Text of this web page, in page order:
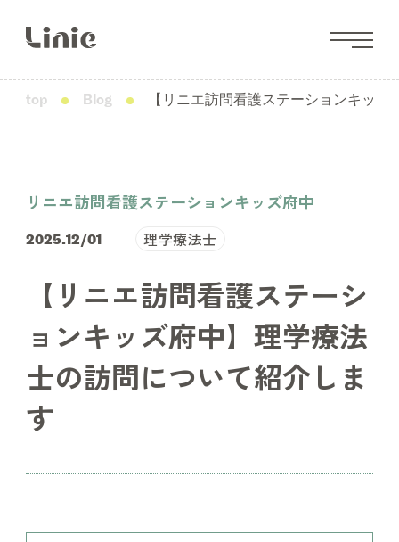
top Blog 【リニエ訪問看護ステーションキッ
リニエ訪問看護ステーションキッズ府中
2025.12/01 理学療法士
【リニエ訪問看護ステーシ
ョンキッズ府中】理学療法
士の訪問について紹介しま
す